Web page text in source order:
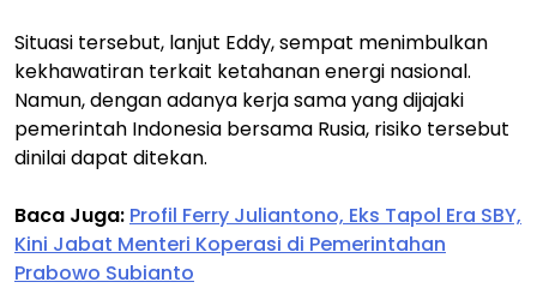
Situasi tersebut, lanjut Eddy, sempat menimbulkan
kekhawatiran terkait ketahanan energi nasional.
Namun, dengan adanya kerja sama yang dijajaki
pemerintah Indonesia bersama Rusia, risiko tersebut
dinilai dapat ditekan.
Baca Juga: Profil Ferry Juliantono, Eks Tapol Era SBY,
Kini Jabat Menteri Koperasi di Pemerintahan
Prabowo Subianto